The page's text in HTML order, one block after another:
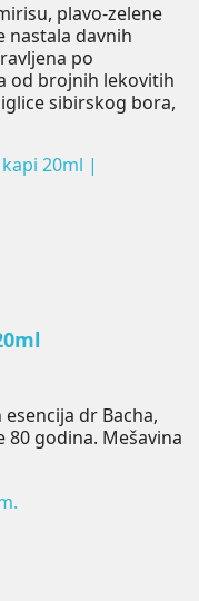
plavo-zelene
nastala davnih
po
od brojnih lekovitih
sibirskog bora,
dr Bacha,
godina. Mešavina